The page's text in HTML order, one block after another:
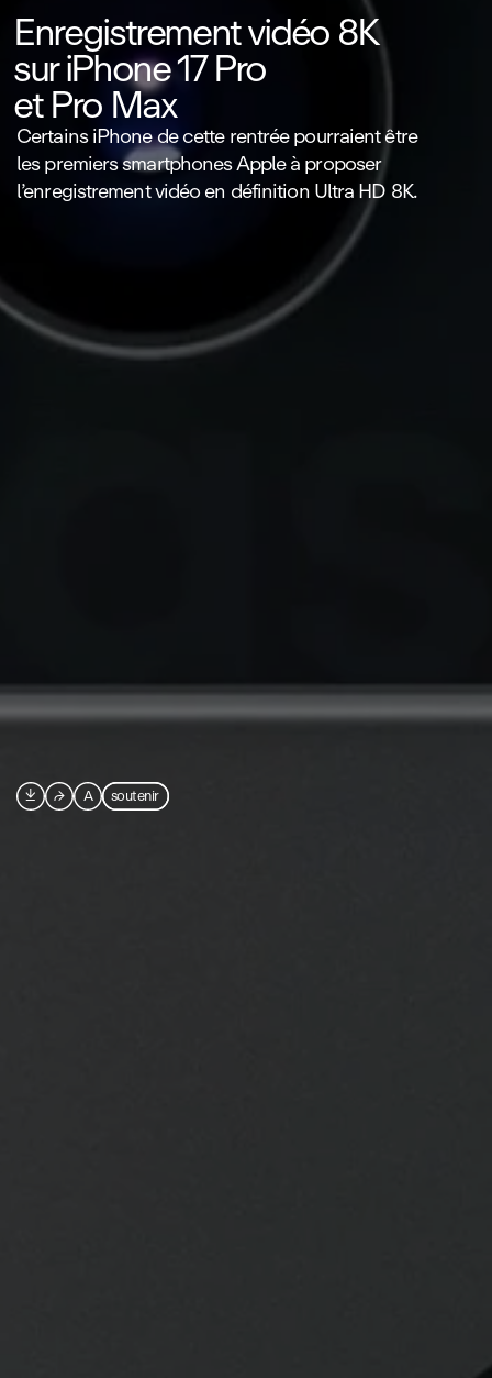
Enregistrement vidéo 8K
sur iPhone 17 Pro
et Pro Max
Certains iPhone de cette rentrée pourraient être
les premiers smartphones Apple à proposer
l’enregistrement vidéo en définition Ultra HD 8K.
 ⮫ A soutenir